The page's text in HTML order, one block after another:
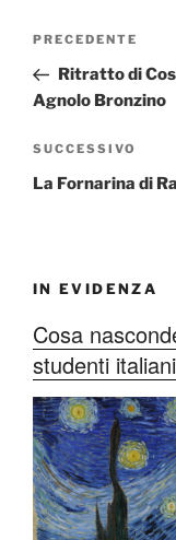
Navigazione
Articolo
precedente:
PRECEDENTE
Ritratto di
Agnolo Bronzino
Articolo
successivo
SUCCESSIVO
La Fornarina di
IN EVIDENZA
Cosa
studenti